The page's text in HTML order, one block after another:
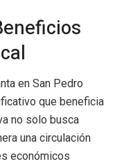
en San Pedro
que beneficia
no solo busca
una circulación
económicos